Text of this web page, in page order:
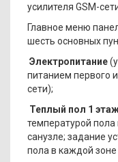
усилителя GSM-
Главное меню
шесть основных
Электропитание
питанием первого
сети);
Теплый пол 1
температурой пола
санузле; задание
пола в каждой